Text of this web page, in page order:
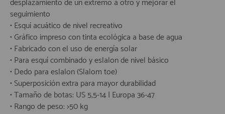
seguimiento
• Esquí acuático de nivel recreativo
• Gráfico impreso con tinta ecológica a base de agua
• Fabricado con el uso de energía solar
• Para esquí combinado y eslalon de nivel básico
• Dedo para eslalon (Slalom toe)
• Superposición extra para mayor durabilidad
• Tamaño de botas: US 5,5-14 | Europa 36-47
• Rango de peso: >50 kg